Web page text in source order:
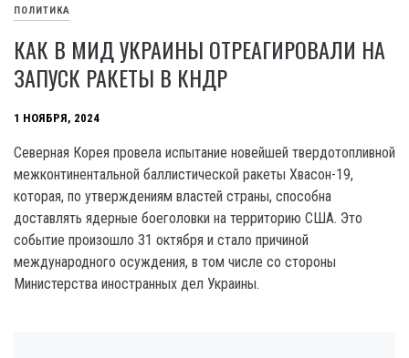
ПОЛИТИКА
КАК В МИД УКРАИНЫ ОТРЕАГИРОВАЛИ НА
ЗАПУСК РАКЕТЫ В КНДР
1 НОЯБРЯ, 2024
Северная Корея провела испытание новейшей твердотопливной
межконтинентальной баллистической ракеты Хвасон-19,
которая, по утверждениям властей страны, способна
доставлять ядерные боеголовки на территорию США. Это
событие произошло 31 октября и стало причиной
международного осуждения, в том числе со стороны
Министерства иностранных дел Украины.